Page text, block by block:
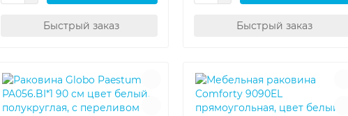
Быстрый заказ Быстрый заказ